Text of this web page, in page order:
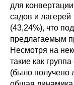
для
садов и
(43,24%), что
предлагаемым
Несмотря на
такие как
(было получено